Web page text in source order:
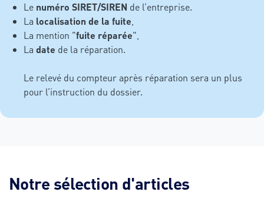
Le numéro SIRET/SIREN de l’entreprise.
La localisation de la fuite,
La mention "fuite réparée",
La date de la réparation.
Le relevé du compteur après réparation sera un plus
pour l’instruction du dossier.
Notre sélection d'articles